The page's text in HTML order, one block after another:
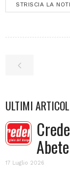
STRISCIA LA
ULTIMI
Abete
17 Luglio 2026